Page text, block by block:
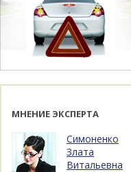
МНЕНИЕ ЭКСПЕРТА
Симоненко
Злата
Витальевна